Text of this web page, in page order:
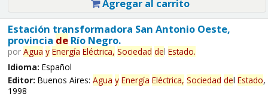
Agregar al carrito
Estación transformadora San Antonio Oeste,
provincia deRío Negro.
por Agua y Energía Eléctrica, Sociedad del Estado.
Idioma: Español
Editor: Buenos Aires: Agua y Energía Eléctrica, Sociedad del Estado,
1998